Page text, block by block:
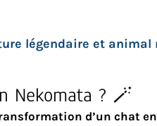
légendaire et animal
Nekomata ? 🪄
d’un chat